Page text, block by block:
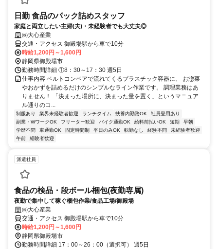
日勤 食品のパック詰めスタッフ
家庭と両立したい主婦(夫)・未経験者でも大丈夫◎
㈱大心産業
交通・アクセス 御殿場駅から車で10分
時給1,200円～1,600円
静岡県御殿場市
勤務時間詳細 ①8：30～17：30 週5日
仕事内容 ベルトコンベアで流れてくるプラスチック容器に、 お惣菜
やおかずを詰めるだけのシンプルなライン作業です。 調理業務はあ
りません！ 「決まった場所に、決まった量を置く」というマニュア
ル通りのコ...
制服あり 業界未経験者歓迎 ランチタイム 扶養内勤務OK
社員登用あり
副業・WワークOK
フリーター歓迎 バイク通勤OK 給料前払いOK 短期
早朝
学歴不問
車通勤OK 固定時間制 平日のみOK 転勤なし 経験不問
未経験者歓迎
午前
経験者歓迎
派遣社員
食品の検品・段ボール梱包(夜勤専属)
夜勤で集中して稼ぐ梱包作業/食品工場/御殿場
㈱大心産業
交通・アクセス 御殿場駅から車で10分
時給1,200円～1,600円
静岡県御殿場市
勤務時間詳細 17：00～26：00（選択可） 週5日